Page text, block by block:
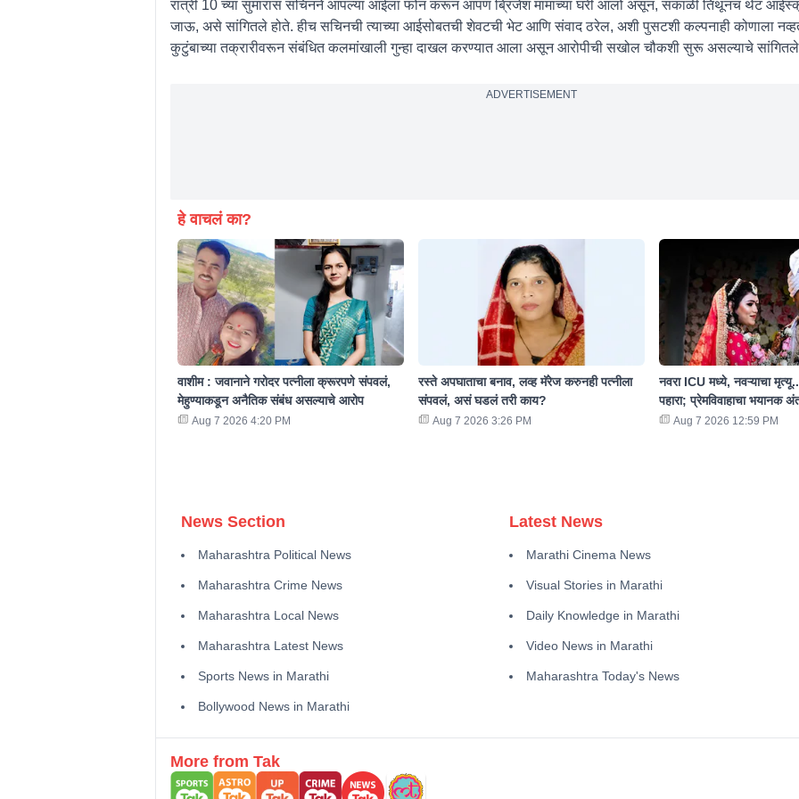
रात्री 10 च्या सुमारास सचिनने आपल्या आईला फोन करून आपण ब्रिजेश मामाच्या घरी आलो असून, सकाळी तिथूनच थेट
जाऊ, असे सांगितले होते. हीच सचिनची त्याच्या आईसोबतची शेवटची भेट आणि संवाद ठरेल, अशी पुसटशी कल्पनाही कोणाला
कुटुंबाच्या तक्रारीवरून संबंधित कलमांखाली गुन्हा दाखल करण्यात आला असून आरोपीची सखोल चौकशी सुरू असल्याचे
ADVERTISEMENT
हे वाचलं का?
वाशीम : जवानाने गरोदर पत्नीला क्रूरपणे संपवलं,
मेहुण्याकडून अनैतिक संबंध असल्याचे आरोप
Aug 7 2026 4:20 PM
रस्ते अपघाताचा बनाव, लव्ह मॅरेज करुनही पत्नीला
संपवलं, असं घडलं तरी काय?
Aug 7 2026 3:26 PM
नवरा ICU मध्ये, नवऱ्याचा
पहारा; प्रेमविवाहाचा भयानक
Aug 7 2026 12:59 PM
News Section
Maharashtra Political News
Maharashtra Crime News
Maharashtra Local News
Maharashtra Latest News
Sports News in Marathi
Bollywood News in Marathi
Latest News
Marathi Cinema News
Visual Stories in Marathi
Daily Knowledge in Marathi
Video News in Marathi
Maharashtra Today's News
More from Tak